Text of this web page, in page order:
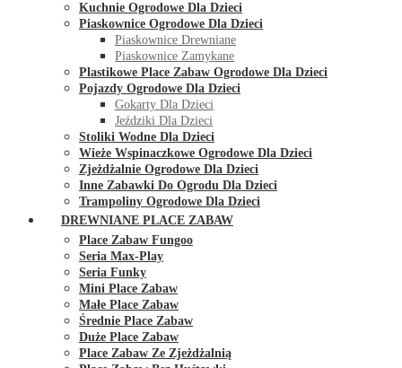
Kuchnie Ogrodowe Dla Dzieci
Piaskownice Ogrodowe Dla Dzieci
Piaskownice Drewniane
Piaskownice Zamykane
Plastikowe Place Zabaw Ogrodowe Dla Dzieci
Pojazdy Ogrodowe Dla Dzieci
Gokarty Dla Dzieci
Jeździki Dla Dzieci
Stoliki Wodne Dla Dzieci
Wieże Wspinaczkowe Ogrodowe Dla Dzieci
Zjeżdżalnie Ogrodowe Dla Dzieci
Inne Zabawki Do Ogrodu Dla Dzieci
Trampoliny Ogrodowe Dla Dzieci
DREWNIANE PLACE ZABAW
Place Zabaw Fungoo
Seria Max-Play
Seria Funky
Mini Place Zabaw
Małe Place Zabaw
Średnie Place Zabaw
Duże Place Zabaw
Place Zabaw Ze Zjeżdżalnią